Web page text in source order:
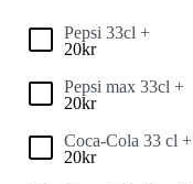
Pepsi 33cl +
20kr
Pepsi max 33cl +
20kr
Coca-Cola 33 cl +
20kr